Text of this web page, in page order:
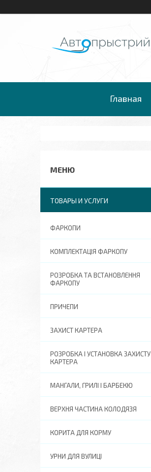
Главная
ТОВАРЫ И УСЛУГИ
ФАРКОПИ
КОМПЛЕКТАЦІЯ ФАРКОПУ
РОЗРОБКА ТА ВСТАНОВЛЕННЯ
ФАРКОПУ
ПРИЧЕПИ
ЗАХИСТ КАРТЕРА
РОЗРОБКА І УСТАНОВКА ЗАХИСТУ
КАРТЕРА
МАНГАЛИ, ГРИЛІ І БАРБЕКЮ
ВЕРХНЯ ЧАСТИНА КОЛОДЯЗЯ
КОРИТА ДЛЯ КОРМУ
УРНИ ДЛЯ ВУЛИЦІ